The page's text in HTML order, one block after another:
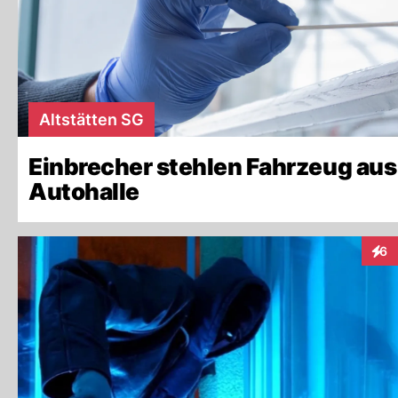
Altstätten SG
Einbrecher stehlen Fahrzeug aus
Autohalle
6